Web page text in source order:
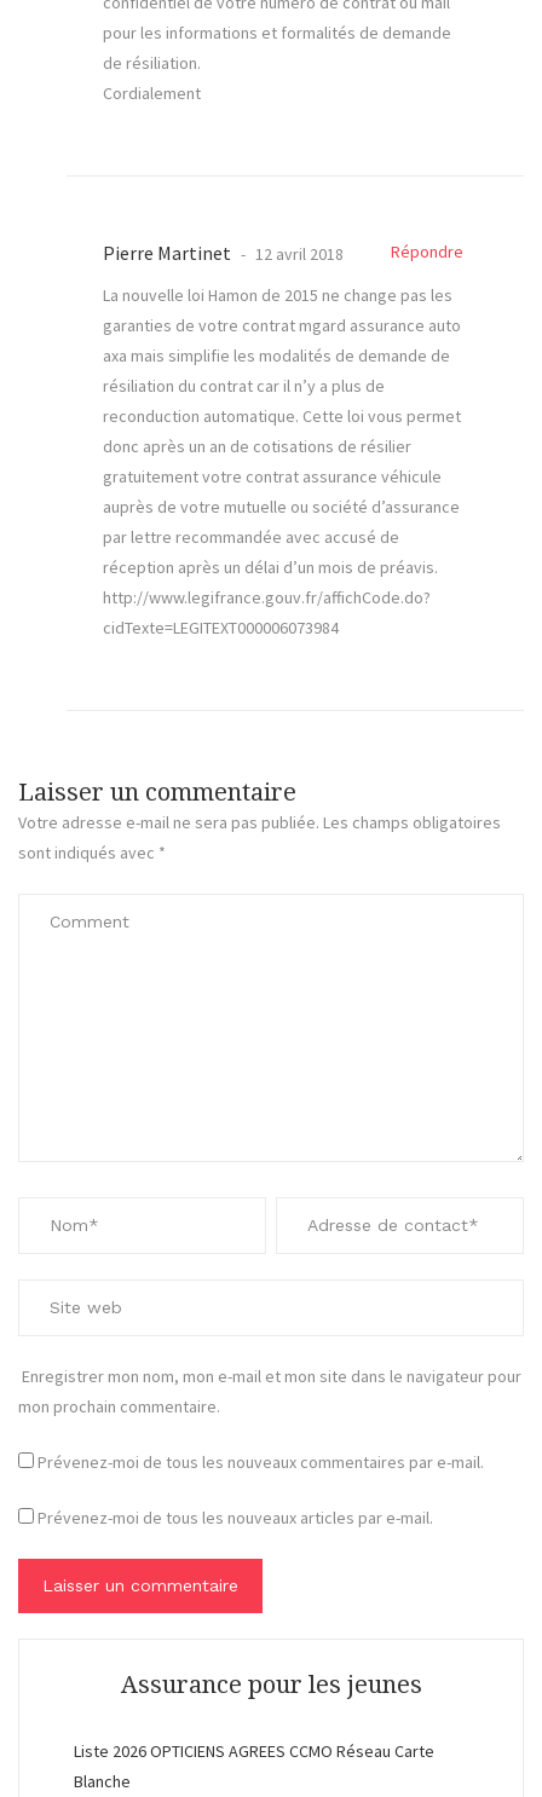
pour les informations et formalités de demande
de résiliation.
Cordialement
Pierre Martinet 12 avril 2018
Répondre
La nouvelle loi Hamon de 2015 ne change pas les
garanties de votre contrat mgard assurance auto
axa mais simplifie les modalités de demande de
résiliation du contrat car il n’y a plus de
reconduction automatique. Cette loi vous permet
donc après un an de cotisations de résilier
gratuitement votre contrat assurance véhicule
auprès de votre mutuelle ou société d’assurance
par lettre recommandée avec accusé de
réception après un délai d’un mois de préavis.
http://www.legifrance.gouv.fr/affichCode.do?
cidTexte=LEGITEXT000006073984
Laisser un commentaire
Votre adresse e-mail ne sera pas publiée. Les champs obligatoires
sont indiqués avec *
Enregistrer mon nom, mon e-mail et mon site dans le navigateur pour
mon prochain commentaire.
Prévenez-moi de tous les nouveaux commentaires par e-mail.
Prévenez-moi de tous les nouveaux articles par e-mail.
Assurance pour les jeunes
Liste 2026 OPTICIENS AGREES CCMO Réseau Carte
Blanche